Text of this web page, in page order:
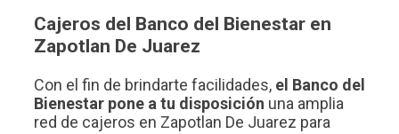
Cajeros del Banco del Bienestar en
Zapotlan De Juarez
Con el fin de brindarte facilidades, el Banco del
Bienestar pone a tu disposición una amplia
red de cajeros en Zapotlan De Juarez para